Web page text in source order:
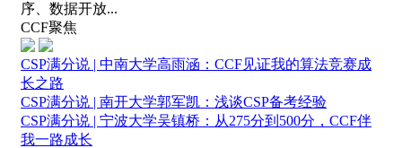
序、数据开放...
CCF聚焦
CSP满分说 | 中南大学高雨涵：CCF见证我的算法竞赛成
长之路
CSP满分说 | 南开大学郭军凯：浅谈CSP备考经验
CSP满分说 | 宁波大学吴镇桥：从275分到500分，CCF伴
我一路成长